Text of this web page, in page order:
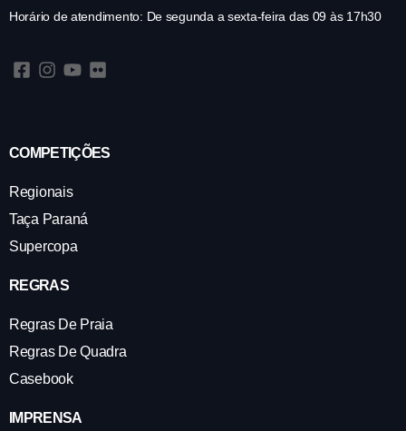
Horário de atendimento: De segunda a sexta-feira das 09 às 17h30
COMPETIÇÕES
Regionais
Taça Paraná
Supercopa
REGRAS
Regras De Praia
Regras De Quadra
Casebook
IMPRENSA